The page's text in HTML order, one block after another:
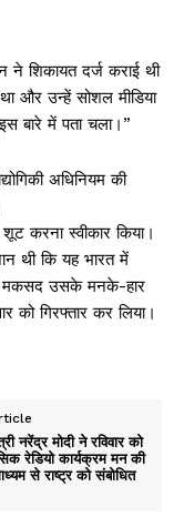
शिकायत दर्ज कराई थी
और उन्हें सोशल मीडिया
बारे में पता चला।”
अधिनियम की
करना स्वीकार किया।
थी कि यह भारत में
मकसद उसके मनके-हार
को गिरफ्तार कर लिया।
नरेंद्र मोदी ने रविवार को
रेडियो कार्यक्रम मन की
से राष्ट्र को संबोधित